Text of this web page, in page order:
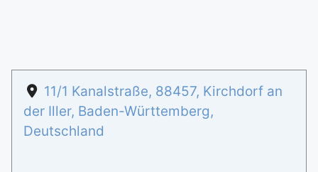
11/1 Kanalstraße, 88457, Kirchdorf an
der Iller, Baden-Württemberg,
Deutschland